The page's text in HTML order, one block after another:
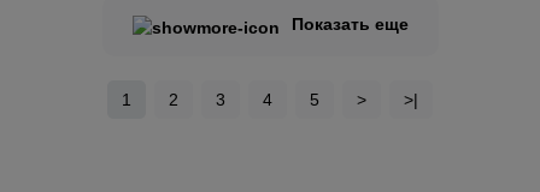
Показать еще
1 2 3 4 5 > >|